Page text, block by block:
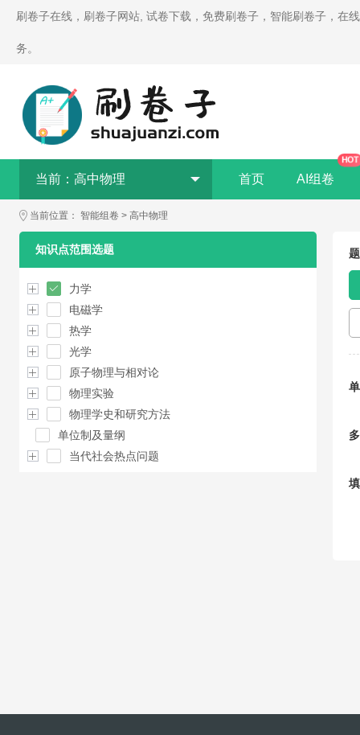
刷卷子在线，刷卷子网站, 试卷下载，免费刷卷子，智能刷卷子，在
务。
当前： 高中物理 首页 AI组卷
HOT
当前位置： 智能组卷 > 高中物理
知识点范围选题
力学
电磁学
热学
光学
原子物理与相对论
物理实验
物理学史和研究方法
单位制及量纲
当代社会热点问题